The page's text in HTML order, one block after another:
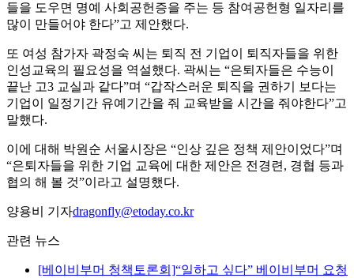
들을 도우면 명예 사회공헌증을 주는 등 참여공헌형 일자리를
많이 만들어야 한다”고 제안했다.
또 여성 참가자 곽정숙 씨는 퇴직 전 기업이 퇴직자들을 위한
인성교육의 필요성을 역설했다. 곽씨는 “은퇴자들은 수능이
끝난 고3 교실과 같다”며 “갑작스러운 퇴직을 권하기 보다는
기업이 일정기간 유예기간을 줘 교육받을 시간을 줘야한다”고
말했다.
이에 대해 박원순 서울시장은 “인상 깊은 정책 제안이었다”며
“은퇴자들을 위한 기업 교육에 대한 제안은 전경련, 경협 등과
협의 해 볼 것”이라고 설명했다.
양용비 기자dragonfly@etoday.co.kr
관련 뉴스
[베이비부머 청책토론회]“일하고 싶다” 베이비부머 요청